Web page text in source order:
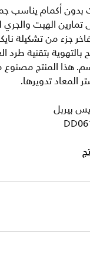
أكمام يناسب
تمارين الهيت
جزء من تشكيلة
بتقنية طرد
المعاد تدويرها.
بيربل